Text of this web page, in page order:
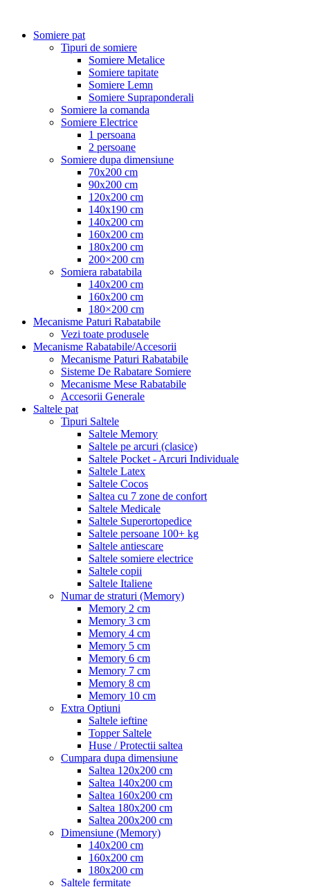
Somiere pat
Tipuri de somiere
Somiere Metalice
Somiere tapitate
Somiere Lemn
Somiere Supraponderali
Somiere la comanda
Somiere Electrice
1 persoana
2 persoane
Somiere dupa dimensiune
70x200 cm
90x200 cm
120x200 cm
140x190 cm
140x200 cm
160x200 cm
180x200 cm
200×200 cm
Somiera rabatabila
140x200 cm
160x200 cm
180×200 cm
Mecanisme Paturi Rabatabile
Vezi toate produsele
Mecanisme Rabatabile/Accesorii
Mecanisme Paturi Rabatabile
Sisteme De Rabatare Somiere
Mecanisme Mese Rabatabile
Accesorii Generale
Saltele pat
Tipuri Saltele
Saltele Memory
Saltele pe arcuri (clasice)
Saltele Pocket - Arcuri Individuale
Saltele Latex
Saltele Cocos
Saltea cu 7 zone de confort
Saltele Medicale
Saltele Superortopedice
Saltele persoane 100+ kg
Saltele antiescare
Saltele somiere electrice
Saltele copii
Saltele Italiene
Numar de straturi (Memory)
Memory 2 cm
Memory 3 cm
Memory 4 cm
Memory 5 cm
Memory 6 cm
Memory 7 cm
Memory 8 cm
Memory 10 cm
Extra Optiuni
Saltele ieftine
Topper Saltele
Huse / Protectii saltea
Cumpara dupa dimensiune
Saltea 120x200 cm
Saltea 140x200 cm
Saltea 160x200 cm
Saltea 180x200 cm
Saltea 200x200 cm
Dimensiune (Memory)
140x200 cm
160x200 cm
180x200 cm
Saltele fermitate